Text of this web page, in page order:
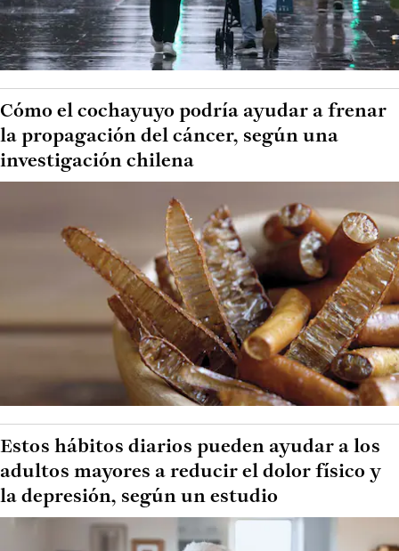
Cómo el cochayuyo podría ayudar a frenar
la propagación del cáncer, según una
investigación chilena
Estos hábitos diarios pueden ayudar a los
adultos mayores a reducir el dolor físico y
la depresión, según un estudio